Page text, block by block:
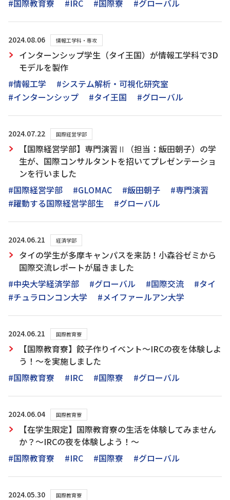
#国際教育寮 #IRC #国際寮 #グローバル
2024.08.06 情報工学科・専攻
インターンシップ学生（タイ王国）が情報工学科で3D
モデルを製作
#情報工学
#システム解析・可視化研究室
#インターンシップ
#タイ王国 #グローバル
2024.07.22 国際経営学部
【国際経営学部】専門演習Ⅱ（担当：飯田朝子）の学
生が、国際コンサルタントを招いてプレゼンテーショ
ンを行いました
#国際経営学部
#GLOMAC #飯田朝子
#専門演習
#躍動する国際経営学部生
#グローバル
2024.06.21 経済学部
タイの学生が多摩キャンパスを来訪！小森谷ゼミから
国際交流レポートが届きました
#中央大学経済学部
#グローバル #国際交流
#タイ
#チュラロンコン大学
#メイファールアン大学
2024.06.21 国際教育寮
【国際教育寮】餃子作りイベント～IRCの夜を体験しよ
う！～を実施しました
#国際教育寮
#IRC #国際寮 #グローバル
2024.06.04 国際教育寮
【在学生限定】国際教育寮の生活を体験してみません
か？～IRCの夜を体験しよう！～
#国際教育寮
#IRC #国際寮 #グローバル
2024.05.30 国際教育寮